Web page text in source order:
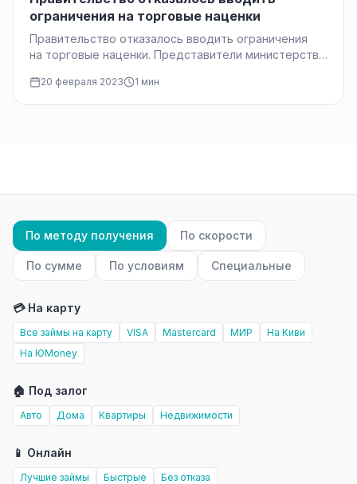
ограничения на торговые наценки
Правительство отказалось вводить ограничения
на торговые наценки. Представители министерства
промышленности и торговли заявили, что это
может привести…
20 февраля 2023 1 мин
По методу получения По скорости
По сумме По условиям Специальные
💳 На карту
Все займы на карту VISA Mastercard МИР
На Киви
На ЮMoney
🏠 Под залог
Авто Дома Квартиры Недвижимости
📱 Онлайн
Лучшие займы Быстрые Без отказа